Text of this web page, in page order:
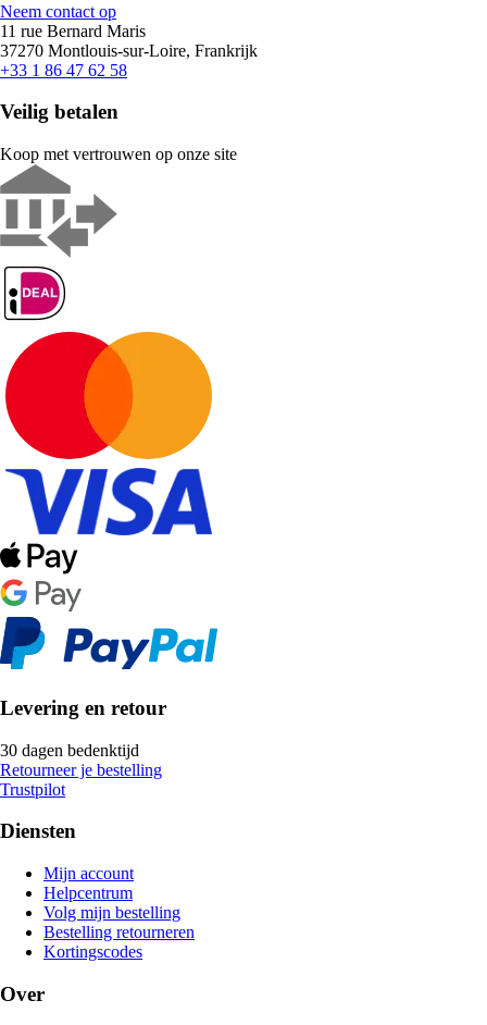
Neem contact op
11 rue Bernard Maris
37270 Montlouis-sur-Loire, Frankrijk
+33 1 86 47 62 58
Veilig betalen
Koop met vertrouwen op onze site
Levering en retour
30 dagen bedenktijd
Retourneer je bestelling
Trustpilot
Diensten
Mijn account
Helpcentrum
Volg mijn bestelling
Bestelling retourneren
Kortingscodes
Over